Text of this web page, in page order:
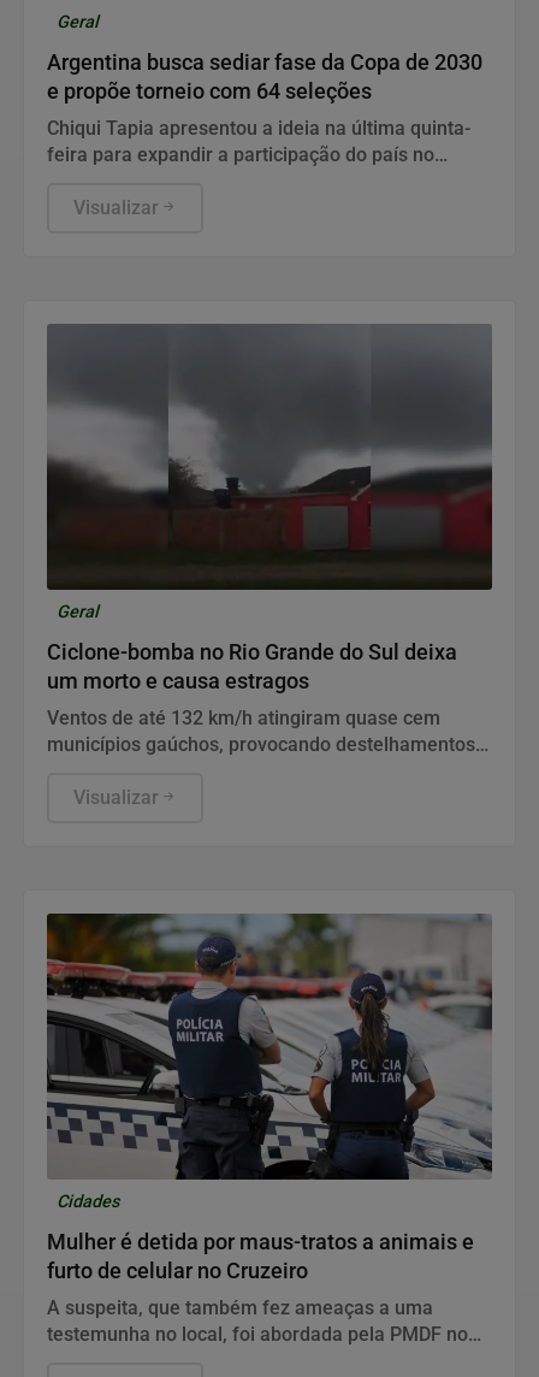
Geral
Argentina busca sediar fase da Copa de 2030
e propõe torneio com 64 seleções
Chiqui Tapia apresentou a ideia na última quinta-
feira para expandir a participação do país no
África.
Visualizar
Geral
Ciclone-bomba no Rio Grande do Sul deixa
um morto e causa estragos
Ventos de até 132 km/h atingiram quase cem
municípios gaúchos, provocando destelhamentos,
Visualizar
Cidades
Mulher é detida por maus-tratos a animais e
furto de celular no Cruzeiro
A suspeita, que também fez ameaças a uma
testemunha no local, foi abordada pela PMDF no